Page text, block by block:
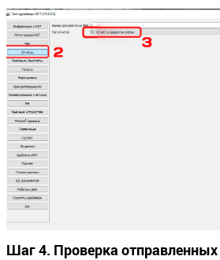
Шаг 4. Проверка